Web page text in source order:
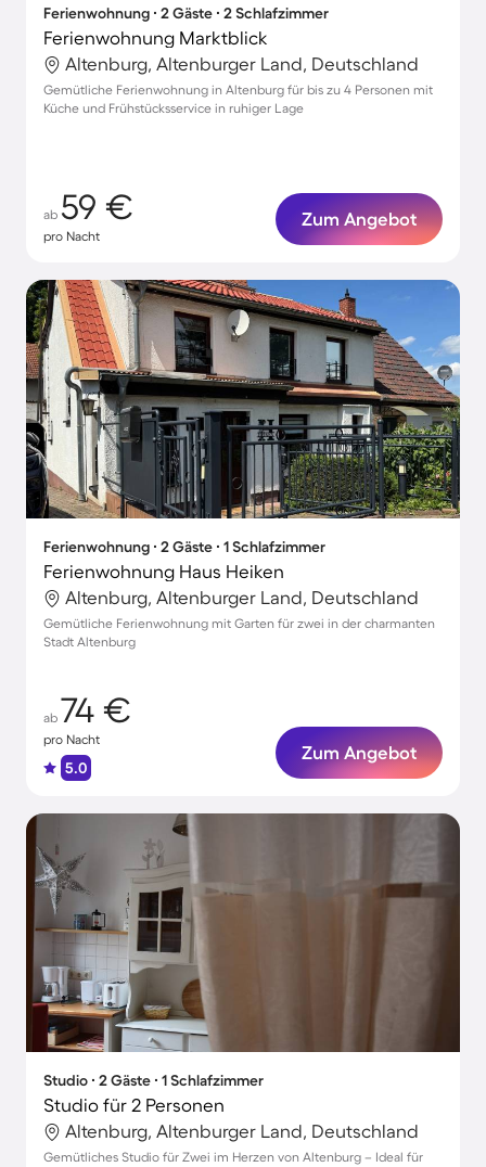
Ferienwohnung ∙ 2 Gäste ∙ 2 Schlafzimmer
Ferienwohnung Marktblick
Altenburg, Altenburger Land, Deutschland
Gemütliche Ferienwohnung in Altenburg für bis zu 4 Personen mit
Küche und Frühstücksservice in ruhiger Lage
ab 59 €
pro Nacht
Zum Angebot
Ferienwohnung ∙ 2 Gäste ∙ 1 Schlafzimmer
Ferienwohnung Haus Heiken
Altenburg, Altenburger Land, Deutschland
Gemütliche Ferienwohnung mit Garten für zwei in der charmanten
Stadt Altenburg
ab 74 €
pro Nacht
5.0
Zum Angebot
Studio ∙ 2 Gäste ∙ 1 Schlafzimmer
Studio für 2 Personen
Altenburg, Altenburger Land, Deutschland
Gemütliches Studio für Zwei im Herzen von Altenburg – Ideal für